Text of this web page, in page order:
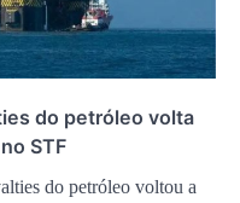
do petróleo volta
STF
do petróleo voltou a